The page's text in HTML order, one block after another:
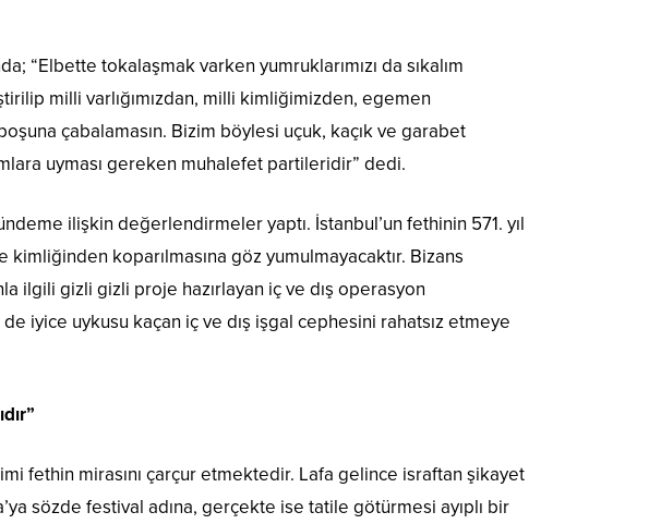
“Elbette tokalaşmak varken yumruklarımızı da sıkalım
milli varlığımızdan, milli kimliğimizden, egemen
çabalamasın. Bizim böylesi uçuk, kaçık ve garabet
uyması gereken muhalefet partileridir” dedi.
ilişkin değerlendirmeler yaptı. İstanbul’un fethinin 571. yıl
koparılmasına göz yumulmayacaktır. Bizans
ilgili gizli gizli proje hazırlayan iç ve dış operasyon
iyice uykusu kaçan iç ve dış işgal cephesini rahatsız etmeye
fethin mirasını çarçur etmektedir. Lafa gelince israftan şikayet
sözde festival adına, gerçekte ise tatile götürmesi ayıplı bir